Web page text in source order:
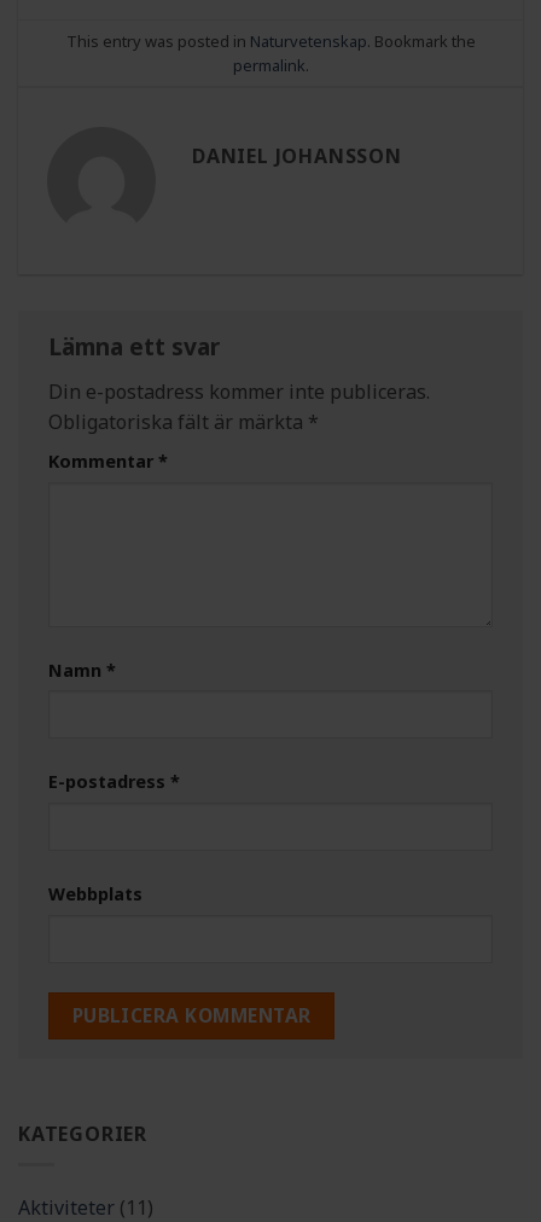
This entry was posted in Naturvetenskap. Bookmark the
permalink.
DANIEL JOHANSSON
Lämna ett svar
Din e-postadress kommer inte publiceras.
Obligatoriska fält är märkta *
Kommentar *
Namn *
E-postadress *
Webbplats
KATEGORIER
Aktiviteter (11)